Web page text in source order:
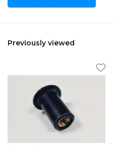
Previously viewed